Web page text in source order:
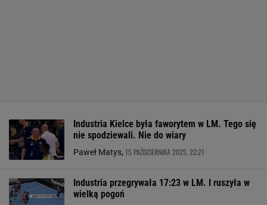
Industria Kielce była faworytem w LM. Tego się
nie spodziewali. Nie do wiary
Paweł Matys, 15 PAŹDZIERNIKA 2025, 22:21
Industria przegrywała 17:23 w LM. I ruszyła w
wielką pogoń